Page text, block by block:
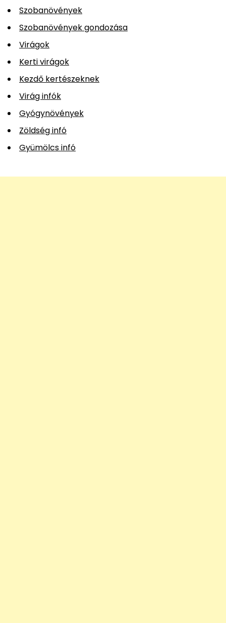
Szobanövények
Szobanövények gondozása
Virágok
Kerti virágok
Kezdő kertészeknek
Virág infók
Gyógynövények
Zöldség infó
Gyümölcs infó